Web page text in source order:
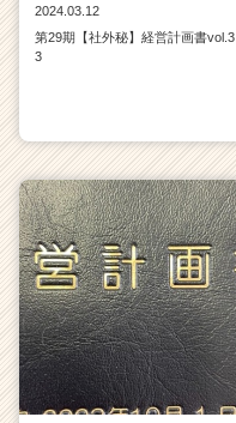
2024.03.12
第29期【社外秘】経営計画書vol.3
3